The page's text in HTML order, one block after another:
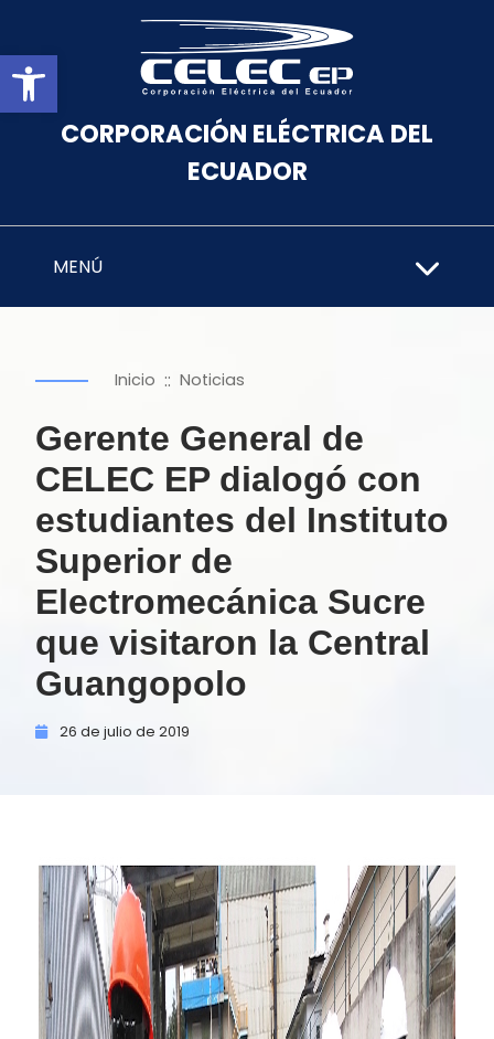
Abrir barra de herramientas
CORPORACIÓN ELÉCTRICA DEL
ECUADOR
MENÚ
Inicio :: Noticias
Gerente General de
CELEC EP dialogó con
estudiantes del Instituto
Superior de
Electromecánica Sucre
que visitaron la Central
Guangopolo
26 de julio de 2019